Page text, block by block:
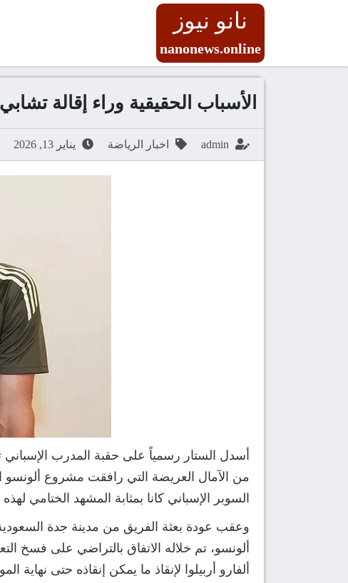
نانو نيوز
nanonews.online
الأسباب الحقيقية وراء إقالة
admin اخبار الرياضة يناير 13, 2026
أسدل الستار رسمياً على حقبة المدرب
من الآمال العريضة التي رافقت مشروع ألونسو
السوبر الإسباني كانا بمثابة المشهد الختامي
وعقب عودة بعثة الفريق من مدينة جدة
ألفارو أربيلوا لإنقاذ ما يمكن إنقاذه حتى